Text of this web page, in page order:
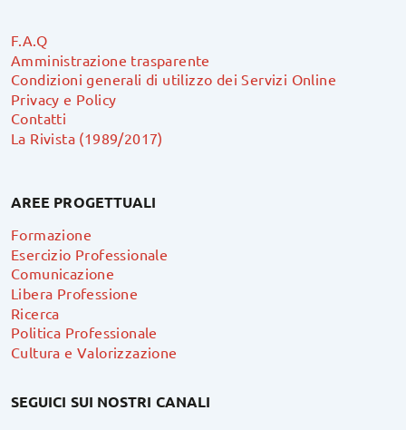
F.A.Q
Amministrazione trasparente
Condizioni generali di utilizzo dei Servizi Online
Privacy e Policy
Contatti
La Rivista (1989/2017)
AREE PROGETTUALI
Formazione
Esercizio Professionale
Comunicazione
Libera Professione
Ricerca
Politica Professionale
Cultura e Valorizzazione
SEGUICI SUI NOSTRI CANALI